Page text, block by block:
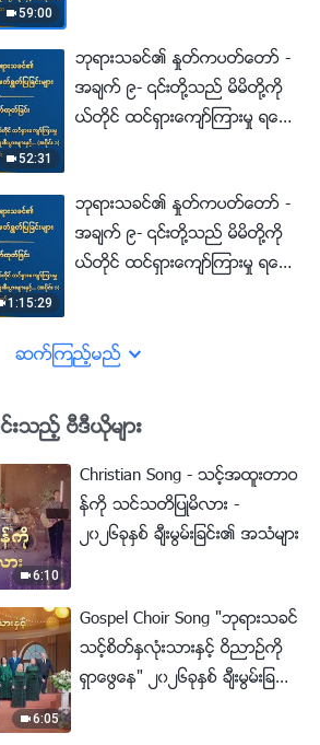
59:00
ည့္ဝေစဖို႔သာ ၎တို႔၏တာဝန္ကို
ထမ္းေဆာင္ျခင္းျဖစ္သည္။
၎တို႔သည္ ဘုရားအိမ္ေတာ္၏အ
ရ ထင္ေပၚေက်ာ္ၾကားမႈအတြက္ ဖ
လွယ္လ်က္ ထိုအက်ိဳးစီးပြားမ်ားကို
သစၥာပင္ ေဖာက္ၾကသည္ (အပိုင္း
52:31
ဘုရားသခင္၏ ႏႈတ္ကပတ္ေတာ္ -
အခ်က္ ၉- ၎တို႔သည္ မိမိတို႔ကို
ယ္တိုင္ ထင္ရွားေက်ာ္ၾကားမႈ ရေစ
ည့္ဝေစဖို႔သာ ၎တို႔၏တာဝန္ကို
ထမ္းေဆာင္ျခင္းျဖစ္သည္။
၎တို႔သည္ ဘုရားအိမ္ေတာ္၏အ
ရ ထင္ေပၚေက်ာ္ၾကားမႈအတြက္ ဖ
သစၥာပင္ ေဖာက္ၾကသည္ (အပိုင္း
၁) အခန္း ငါး
1:15:29
ဘုရားသခင္၏ ႏႈတ္ကပတ္ေတာ္ -
အခ်က္ ၉- ၎တို႔သည္ မိမိတို႔ကို
ယ္တိုင္ ထင္ရွားေက်ာ္ၾကားမႈ ရေစ
ည့္ဝေစဖို႔သာ ၎တို႔၏တာဝန္ကို
၎တို႔သည္ ဘုရားအိမ္ေတာ္၏အ
က်ိဳးစီးပြားမ်ားကို မည္သည့္အခါမွ်
အေရးမထားသကဲ့သို႔ တစ္ကိုယ္ေ
ရ ထင္ေပၚေက်ာ္ၾကားမႈအတြက္ ဖ
လွယ္လ်က္ ထိုအက်ိဳးစီးပြားမ်ားကို
ဆက္ၾကည့္မည္
းသည့္ ဗီဒီယိုမ်ား
6:10
Christian Song - သင့္အထူးတာဝ
န္ကို သင္သတိျပဳမိလား -
၂၀၂၆ခုႏွစ္ ခ်ီးမြမ္းျခင္း၏ အသံမ်ား
6:05
Gospel Choir Song "ဘုရားသခင္
သင့္စိတ္ႏွလုံးသားႏွင့္ ဝိညာဥ္ကို
ရွာေဖြေန" ၂၀၂၆ခုႏွစ္ ခ်ီးမြမ္းျခ